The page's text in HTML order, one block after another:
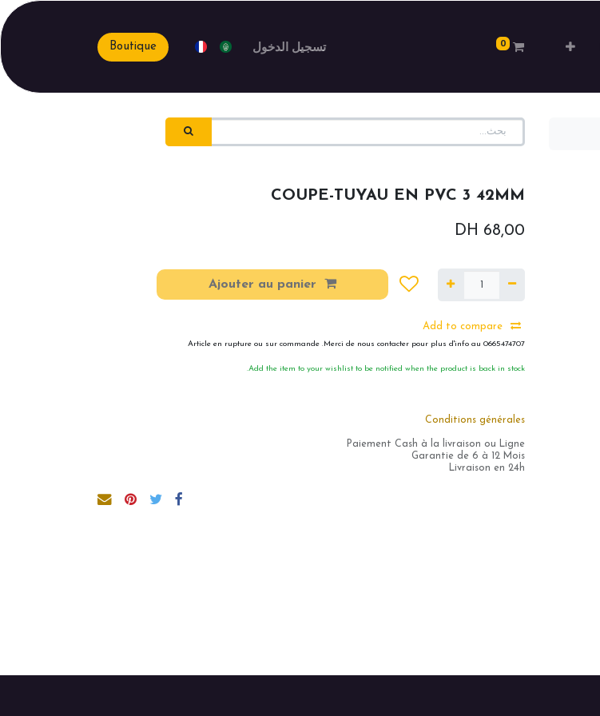
0 تسجيل الدخول Boutique
COUPE-TUYAU EN PVC 3 42MM
68,00
Ajouter au panier
Add to compare
Article en rupture ou sur commande .Merci de nous contacter pour plus d'info au 0665474707
Add the item to your wishlist to be notified when the product is back in stock.
Conditions générales
Paiement Cash à la livraison ou Ligne
Garantie de 6 à 12 Mois
Livraison en 24h